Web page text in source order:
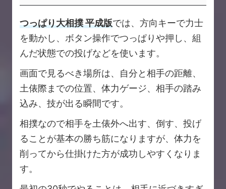
つっぱり大相撲 平成版では、方向キーで力士
を動かし、ボタン操作でつっぱりや押し、組
んだ状態での投げなどを使います。
画面で見るべき場所は、自分と相手の距離、
土俵際までの位置、体力ゲージ、相手の踏み
込み、技が出る瞬間です。
相撲なので相手を土俵外へ出す、倒す、投げ
ることが基本の勝ち筋になりますが、体力を
削ってから仕掛けた方が成功しやすくなりま
す。